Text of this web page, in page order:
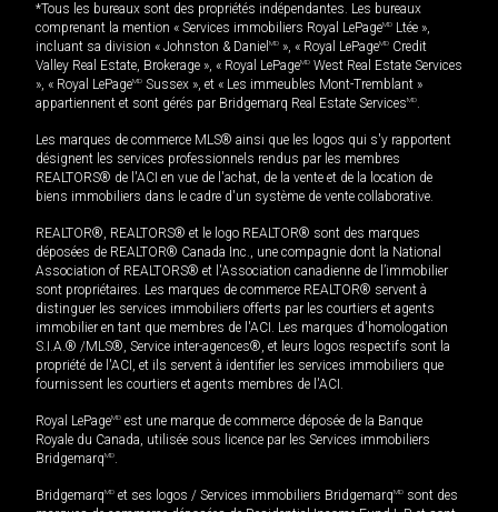
*Tous les bureaux sont des propriétés indépendantes. Les bureaux
comprenant la mention « Services immobiliers Royal LePageMD Ltée »,
incluant sa division « Johnston & Daniel MD », « Royal LePageMD Credit
Valley Real Estate, Brokerage », « Royal LePageMD West Real Estate Services
», « Royal LePageMD Sussex », et « Les immeubles Mont-Tremblant »
appartiennent et sont gérés par Bridgemarq Real Estate ServicesMD.
Les marques de commerce MLS® ainsi que les logos qui s'y rapportent
désignent les services professionnels rendus par les membres
REALTORS® de l'ACI en vue de l'achat, de la vente et de la location de
biens immobiliers dans le cadre d'un système de vente collaborative.
REALTOR®, REALTORS® et le logo REALTOR® sont des marques
déposées de REALTOR® Canada Inc., une compagnie dont la National
Association of REALTORS® et l'Association canadienne de l’immobilier
sont propriétaires. Les marques de commerce REALTOR® servent à
distinguer les services immobiliers offerts par les courtiers et agents
immobilier en tant que membres de l'ACI. Les marques d'homologation
S.I.A.® /MLS®, Service inter-agences®, et leurs logos respectifs sont la
propriété de l'ACI, et ils servent à identifier les services immobiliers que
fournissent les courtiers et agents membres de l'ACI.
Royal LePageMD est une marque de commerce déposée de la Banque
Royale du Canada, utilisée sous licence par les Services immobiliers
BridgemarqMD.
BridgemarqMD et ses logos / Services immobiliers BridgemarqMD sont des